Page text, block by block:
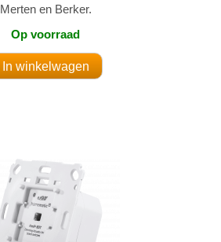
Merten en Berker.
Op voorraad